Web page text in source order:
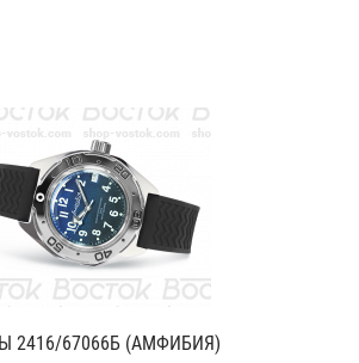
2416/67066Б (АМФИБИЯ)